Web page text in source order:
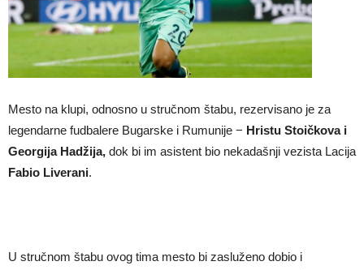
Mesto na klupi, odnosno u stručnom štabu, rezervisano je za
legendarne fudbalere Bugarske i Rumunije − Hristu Stoičkova i
Georgija Hadžija, dok bi im asistent bio nekadašnji vezista Lacija
Fabio Liverani.
U stručnom štabu ovog tima mesto bi zasluženo dobio i